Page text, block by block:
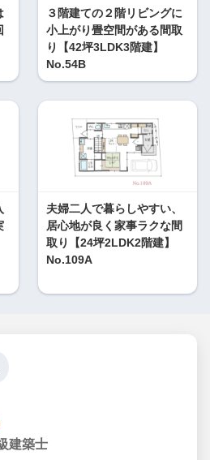
３階建ての２階リビングに
小上がり畳空間がある間取
り【42坪3LDK3階建】
No.54B
夫婦二人で暮らしやすい、
居心地が良く家事ラクな間
取り【24坪2LDK2階建】
No.109A
建築士